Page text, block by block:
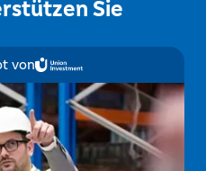
Sie
von